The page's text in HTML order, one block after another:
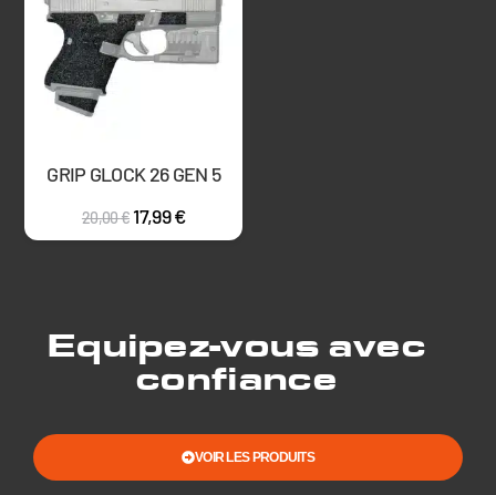
GRIP GLOCK 26 GEN 5
20,00€ 17,99€
Equipez-vous avec
confiance
VOIR LES PRODUITS